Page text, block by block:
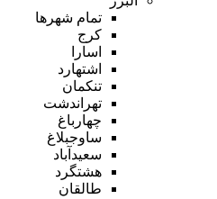
تمام شهر‌ها
کرج
اسارا
اشتهارد
تنکمان
تهراندشت
چهارباغ
ساوجبلاغ
سعیدآباد
هشتگرد
طالقان